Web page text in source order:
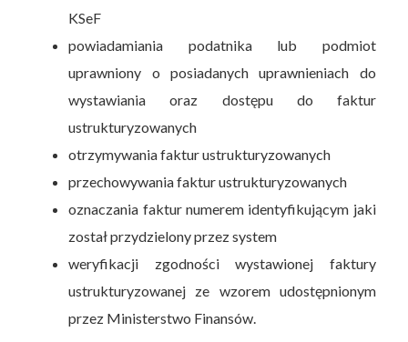
KSeF
powiadamiania podatnika lub podmiot
uprawniony o posiadanych uprawnieniach do
wystawiania oraz dostępu do faktur
ustrukturyzowanych
otrzymywania faktur ustrukturyzowanych
przechowywania faktur ustrukturyzowanych
oznaczania faktur numerem identyfikującym jaki
został przydzielony przez system
weryfikacji zgodności wystawionej faktury
ustrukturyzowanej ze wzorem udostępnionym
przez Ministerstwo Finansów.